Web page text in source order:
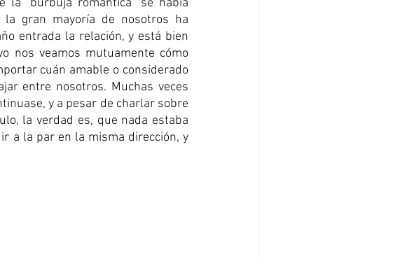
la "burbuja romántica" se había
gran mayoría de nosotros ha
entrada la relación, y está bien
nos veamos mutuamente cómo
cuán amable o considerado
entre nosotros. Muchas veces
y a pesar de charlar sobre
la verdad es, que nada estaba
a la par en la misma dirección, y